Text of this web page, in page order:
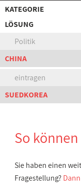
KATEGORIE
LÖSUNG
Politik
CHINA
eintragen
SUEDKOREA
So
Sie haben einen
Fragestellung?